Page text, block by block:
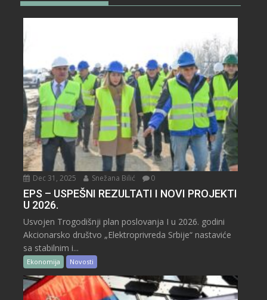
Dec 31, 2025 Snežana Bilić 0
EPS – USPEŠNI REZULTATI I NOVI PROJEKTI
U 2026.
Usvojen Trogodišnji plan poslovanja I u 2026. godini
Akcionarsko društvo „Elektroprivreda Srbije“ nastaviće
sa stabilnim i...
Ekonomija Novosti